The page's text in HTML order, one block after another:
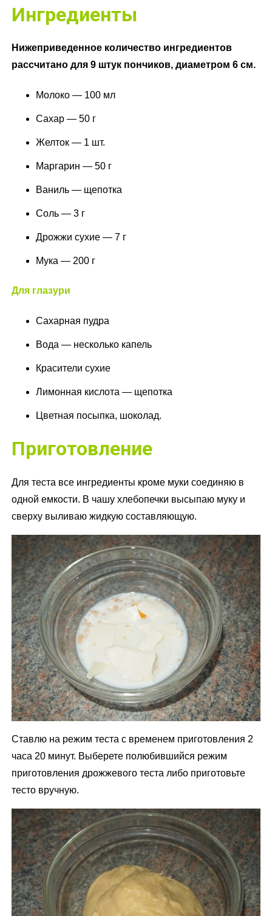
Ингредиенты
Нижеприведенное количество ингредиентов
рассчитано для 9 штук пончиков, диаметром 6 см.
Молоко — 100 мл
Сахар — 50 г
Желток — 1 шт.
Маргарин — 50 г
Ваниль — щепотка
Соль — 3 г
Дрожжи сухие — 7 г
Мука — 200 г
Для глазури
Сахарная пудра
Вода — несколько капель
Красители сухие
Лимонная кислота — щепотка
Цветная посыпка, шоколад.
Приготовление
Для теста все ингредиенты кроме муки соединяю в
одной емкости. В чашу хлебопечки высыпаю муку и
сверху выливаю жидкую составляющую.
Ставлю на режим теста с временем приготовления 2
часа 20 минут. Выберете полюбившийся режим
приготовления дрожжевого теста либо приготовьте
тесто вручную.